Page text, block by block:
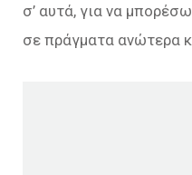
σ’ αυτά, για να
σε πράγματα ανώτερα